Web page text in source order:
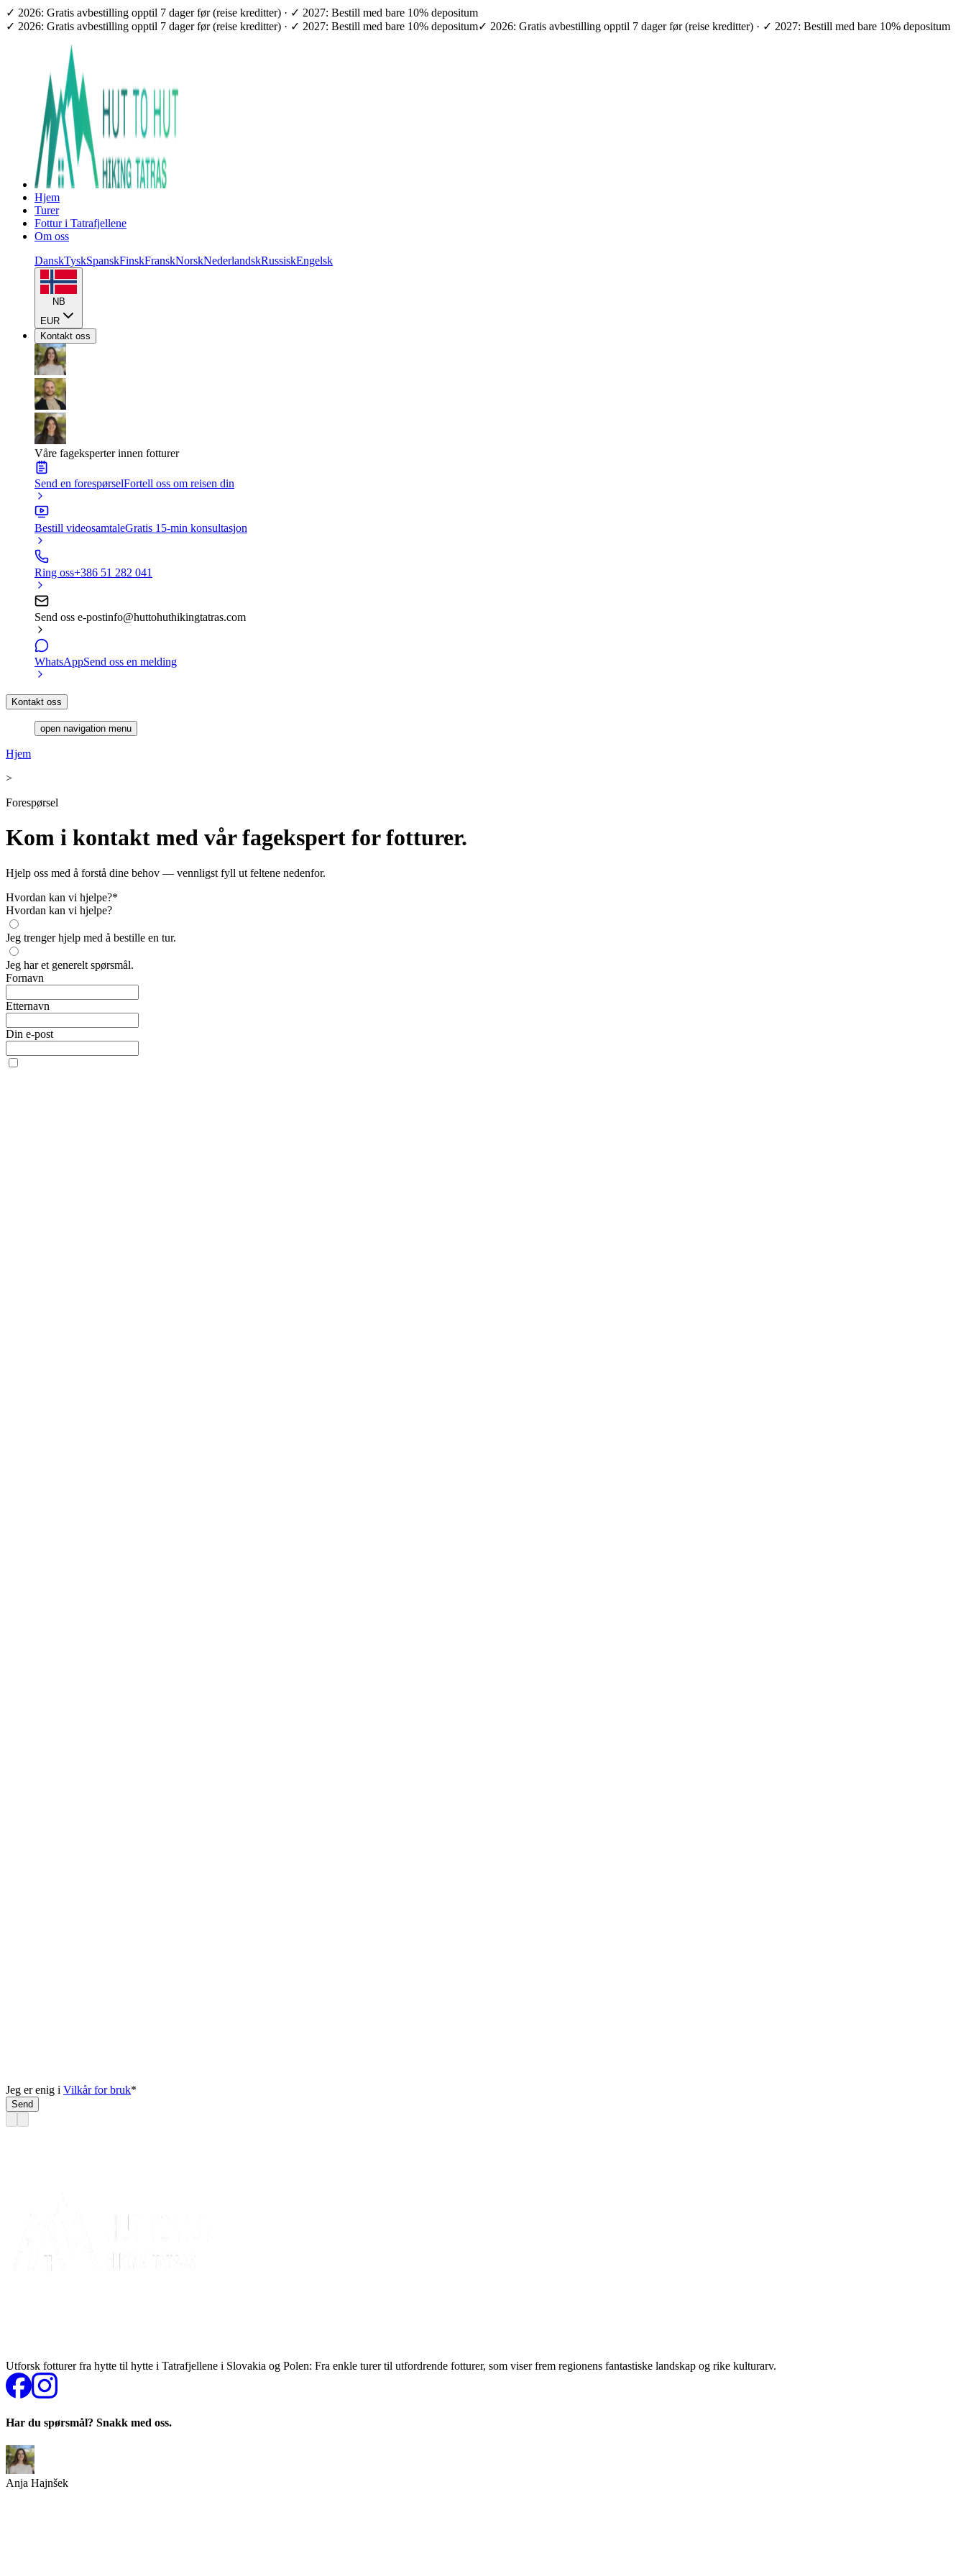
✓ 2026: Gratis avbestilling opptil 7 dager før (reise kreditter) · ✓ 2027: Bestill med bare 10% depositum
✓ 2026: Gratis avbestilling opptil 7 dager før (reise kreditter) · ✓ 2027: Bestill med bare 10% depositum✓ 2026: Gratis avbestilling opptil 7 dager før (reise kreditter) · ✓ 2027: Bestill med bare 10% depositum
Hjem
Turer
Fottur i Tatrafjellene
Om oss
DanskTyskSpanskFinskFranskNorskNederlandskRussiskEngelsk
NB
EUR
Kontakt oss
Våre fageksperter innen fotturer
Send en forespørselFortell oss om reisen din
Bestill videosamtaleGratis 15-min konsultasjon
Ring oss+386 51 282 041
Send oss e-postinfo@huttohuthikingtatras.com
WhatsAppSend oss en melding
Kontakt oss
open navigation menu
Hjem
>
Forespørsel
Kom i kontakt med vår fagekspert for fotturer.
Hjelp oss med å forstå dine behov — vennligst fyll ut feltene nedenfor.
Hvordan kan vi hjelpe?*
Hvordan kan vi hjelpe?
Jeg trenger hjelp med å bestille en tur.
Jeg har et generelt spørsmål.
Fornavn
Etternavn
Din e-post
Jeg er enig i Vilkår for bruk*
Send
Utforsk fotturer fra hytte til hytte i Tatrafjellene i Slovakia og Polen: Fra enkle turer til utfordrende fotturer, som viser frem regionens fantastiske landskap og rike kulturarv.
Har du spørsmål? Snakk med oss.
Anja Hajnšek